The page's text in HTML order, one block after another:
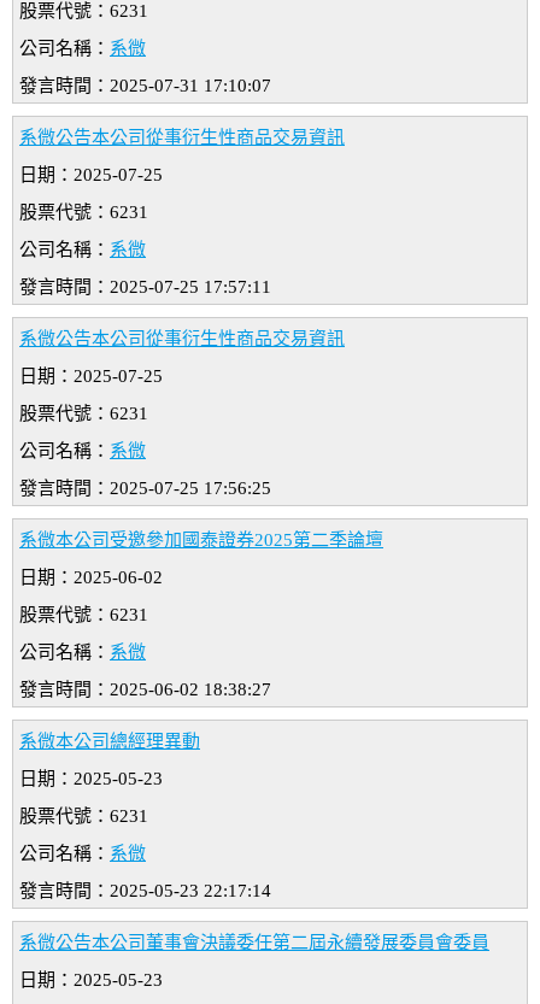
股票代號：6231
公司名稱： 系微
發言時間：2025-07-31 17:10:07
系微公告本公司從事衍生性商品交易資訊
日期：2025-07-25
股票代號：6231
公司名稱： 系微
發言時間：2025-07-25 17:57:11
系微公告本公司從事衍生性商品交易資訊
日期：2025-07-25
股票代號：6231
公司名稱： 系微
發言時間：2025-07-25 17:56:25
系微本公司受邀參加國泰證券2025第二季論壇
日期：2025-06-02
股票代號：6231
公司名稱： 系微
發言時間：2025-06-02 18:38:27
系微本公司總經理異動
日期：2025-05-23
股票代號：6231
公司名稱： 系微
發言時間：2025-05-23 22:17:14
系微公告本公司董事會決議委任第二屆永續發展委員會委員
日期：2025-05-23